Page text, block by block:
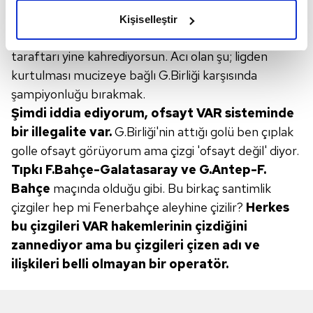
elimizden gelen çabayı gösterdiğimizi ve bu noktada,
kalemimiz olduğunu sizlere hatırlatmak isteriz.
Her halükârda, kullanıcılar, bu çerezlere izin vermedikleri
takdirde, kullanıcılara hedefli reklamlar
gösterilmeyecektir."
Sizlere daha iyi bir hizmet sunabilmek için İnternet
Sitemizde kendimize ve üçüncü kişilere ait çerezler
kullanılmaktadır. Bu çerezler vasıtasıyla çeşitli kişisel
verileriniz işlenmekte olup gerekli olan çerezler bilgi
toplumu hizmetlerinin sunulması amacıyla
kullanılmaktadır. Diğer çerezler, sitemizin daha işlevsel
kılınması ve kişiselleştirilmesi ve sizlere yönelik
Kişiselleştir
para harca, amatör takımın
yapmayacağı hatalarlapozisyon ver. Pek tabii ki
taraftarı yine kahrediyorsun. Acı olan şu; ligden
kurtulması mucizeye bağlı G.Birliği karşısında
şampiyonluğu bırakmak.
Şimdi iddia ediyorum, ofsayt VAR sisteminde
bir illegalite var.G.Birliği'nin attığı golü ben çıplak
golle ofsayt görüyorum ama çizgi 'ofsayt değil' diyor.
Tıpkı F.Bahçe-Galatasaray ve G.Antep-F.
Bahçe maçında olduğu gibi. Bu birkaçsantimlik
çizgiler hep mi Fenerbahçe aleyhine çizilir? Herkes
bu çizgileri VAR hakemlerinin çizdiğini
zannediyor ama bu çizgileri çizen adı ve
ilişkileri belli olmayan bir operatör.